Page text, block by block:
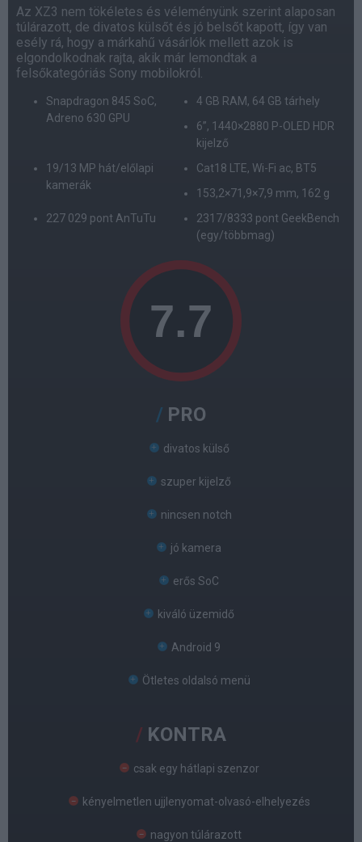
Az XZ3 nem tökéletes és véleményünk szerint alaposan
túlárazott, de divatos külsőt és jó belsőt kapott, így van
esély rá, hogy a márkahű vásárlók mellett azok is
elgondolkodnak rajta, akik már lemondtak a
felsőkategóriás Sony mobilokról.
Snapdragon 845 SoC,
Adreno 630 GPU
4 GB RAM, 64 GB tárhely
6”, 1440×2880 P-OLED HDR
kijelző
19/13 MP hát/előlapi
kamerák
Cat18 LTE, Wi-Fi ac, BT5
153,2×71,9×7,9 mm, 162 g
227 029 pont AnTuTu
2317/8333 pont GeekBench
(egy/többmag)
PRO
divatos külső
szuper kijelző
nincsen notch
jó kamera
erős SoC
kiváló üzemidő
Android 9
Ötletes oldalsó menü
KONTRA
csak egy hátlapi szenzor
kényelmetlen ujjlenyomat-olvasó-elhelyezés
nagyon túlárazott